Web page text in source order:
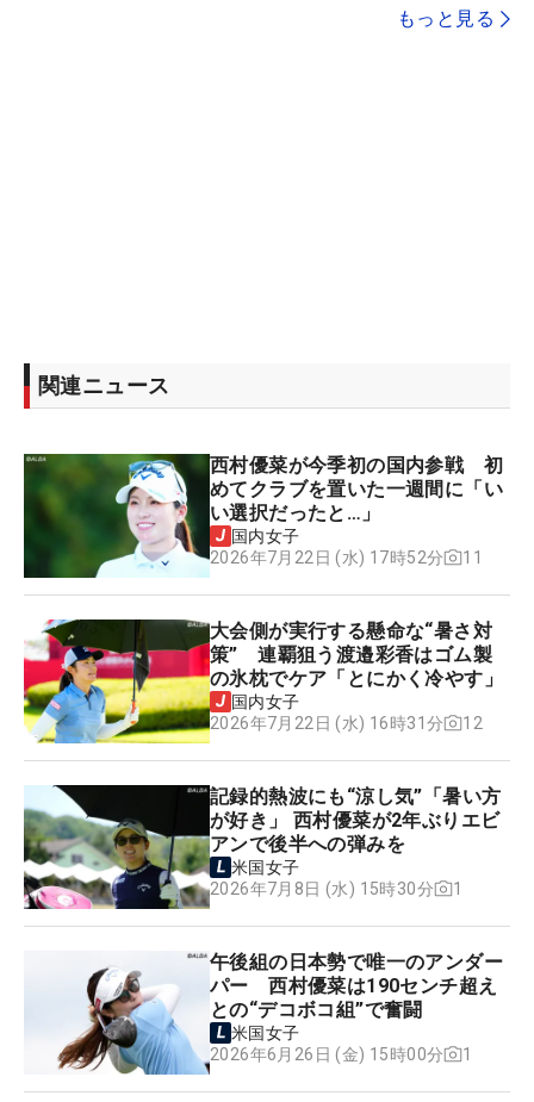
もっと見る
関連ニュース
西村優菜が今季初の国内参戦 初
めてクラブを置いた一週間に「い
い選択だったと…」
国内女子
2026年7月22日 (水) 17時52分
11
大会側が実行する懸命な“暑さ対
策” 連覇狙う渡邉彩香はゴム製
の氷枕でケア「とにかく冷やす」
国内女子
2026年7月22日 (水) 16時31分
12
記録的熱波にも“涼し気”「暑い方
が好き」 西村優菜が2年ぶりエビ
アンで後半への弾みを
米国女子
2026年7月8日 (水) 15時30分
1
午後組の日本勢で唯一のアンダー
パー 西村優菜は190センチ超え
との“デコボコ組”で奮闘
米国女子
2026年6月26日 (金) 15時00分
1